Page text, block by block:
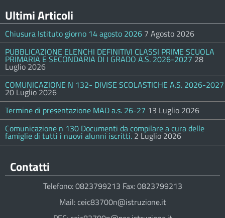
Ultimi Articoli
Chiusura Istituto giorno 14 agosto 2026 7 Agosto 2026
PUBBLICAZIONE ELENCHI DEFINITIVI CLASSI PRIME SCUOLA
PRIMARIA E SECONDARIA DI I GRADO A.S. 2026-2027 28
Luglio 2026
COMUNICAZIONE N 132- DIVISE SCOLASTICHE A.S. 2026-2027
20 Luglio 2026
Termine di presentazione MAD a.s. 26-27 13 Luglio 2026
Comunicazione n 130 Documenti da compilare a cura delle
famiglie di tutti i nuovi alunni iscritti. 2 Luglio 2026
Contatti
Telefono: 0823799213 Fax: 0823799213
Mail: ceic83700n@istruzione.it